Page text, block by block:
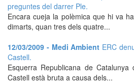
preguntes del darrer Ple.
Encara cueja la polèmica que hi va
dimarts, quan tres dels quatre...
12/03/2009 - Medi Ambient ERC
Castell.
Esquerra Republicana de
Castell està bruta a causa dels...